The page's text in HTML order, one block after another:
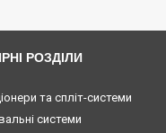
РОЗДІЛИ
та спліт-системи
системи